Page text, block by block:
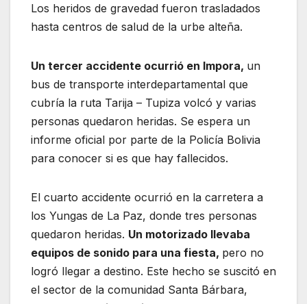
Los heridos de gravedad fueron trasladados
hasta centros de salud de la urbe alteña.
Un tercer accidente ocurrió en Impora, un
bus de transporte interdepartamental que
cubría la ruta Tarija – Tupiza volcó y varias
personas quedaron heridas. Se espera un
informe oficial por parte de la Policía Bolivia
para conocer si es que hay fallecidos.
El cuarto accidente ocurrió en la carretera a
los Yungas de La Paz, donde tres personas
quedaron heridas. Un motorizado llevaba
equipos de sonido para una fiesta, pero no
logró llegar a destino. Este hecho se suscitó en
el sector de la comunidad Santa Bárbara,